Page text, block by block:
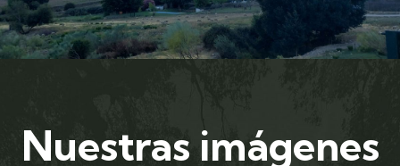
Nuestras imágenes